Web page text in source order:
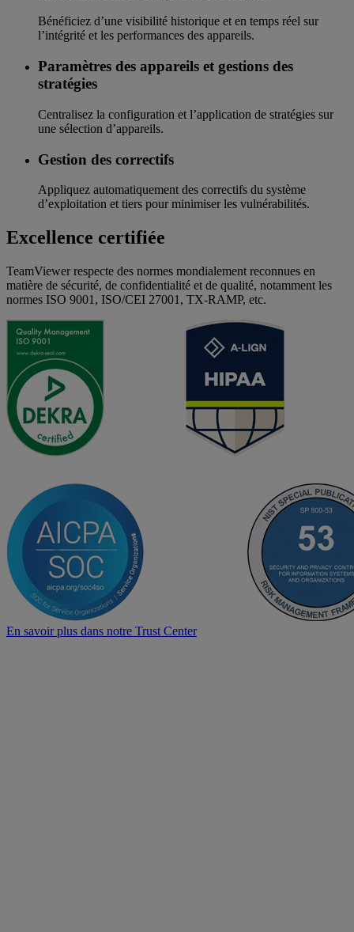
Bénéficiez d’une visibilité historique et en temps réel sur
l’intégrité et les performances des appareils.
Paramètres des appareils et gestions des
stratégies
Centralisez la configuration et l’application de stratégies sur
une sélection d’appareils.
Gestion des correctifs
Appliquez automatiquement des correctifs du système
d’exploitation et tiers pour minimiser les vulnérabilités.
Excellence certifiée
TeamViewer respecte des normes mondialement reconnues en
matière de sécurité, de confidentialité et de qualité, notamment les
normes ISO 9001, ISO/CEI 27001, TX-RAMP, etc.
En savoir plus dans notre Trust Center